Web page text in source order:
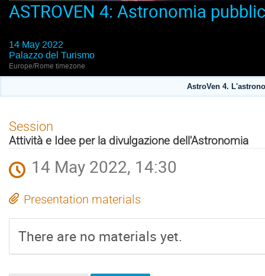
ASTROVEN 4: Astronomia
14 May 2022
Palazzo del Turismo
Europe/Rome timezone
AstroVen 4.
Session
Attività e Idee per la divulgazione dell'Astronomia
14 May 2022, 14:30
Presentation materials
There are no materials yet.